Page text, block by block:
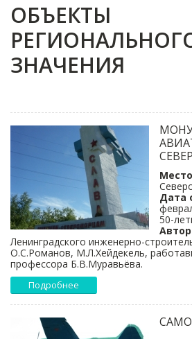
ОБЪЕКТЫ
ЗНАЧЕНИЯ
Дата
50-
Ленинградского инженерно-
О.С.Романов, М.Л.Хейдекель,
профессора Б.В.Муравьёва.
Подробнее